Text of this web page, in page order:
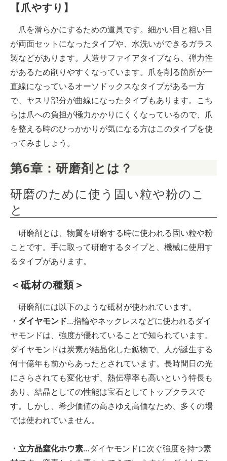
【爪やすり】
爪を滑らかにするための道具です。細かい目と粗い目
が両面セットになったタイプや、水洗いができるガラス
製などがあります。人造サファイアタイプなら、弾力性
があるため削りやすくなっています。爪を削る箇所が一
直線になっているオーソドックスなタイプがある一方
で、ヤスリ部分が曲線になったタイプもあります。こち
らは爪への負担が極力かかりにくくなっているので、爪
を整える時のひっかかりが気になる方はこのタイプを使
ってみましょう。
第6章：研磨剤とは？
研磨のために使う固い粒や粉のこ
と
研磨剤とは、物質を研磨する時に使われる固い粒や粉
ことです。手に取って研磨するタイプと、機械に使用す
るタイプがあります。
＜砥材の種類＞
研磨剤には以下のような砥材が使われています。
・ダイヤモンド…指輪やネックレスなどに使われるダイ
ヤモンドは、強度が優れていることで知られています。
ダイヤモンドは炭素が結晶化した鉱物で、人が誕生する
何十億年も前からあったとされています。長時間日の光
にさらされても変化せず、熱伝導率も高いという特長も
あり、結晶としての性能は宝石としてトップクラスで
す。しかし、希少価値の高さゆえ高価なため、多くの場
では使われていません。
・立方晶窒化ホウ素…ダイヤモンドに次ぐ強度を持つ素